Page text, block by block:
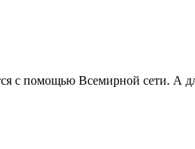
с помощью Всемирной сети. А